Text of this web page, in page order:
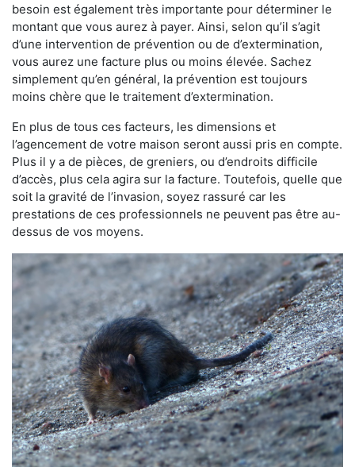
besoin est également très importante pour déterminer le
montant que vous aurez à payer. Ainsi, selon qu’il s’agit
d’une intervention de prévention ou de d’extermination,
vous aurez une facture plus ou moins élevée. Sachez
simplement qu’en général, la prévention est toujours
moins chère que le traitement d’extermination.
En plus de tous ces facteurs, les dimensions et
l’agencement de votre maison seront aussi pris en compte.
Plus il y a de pièces, de greniers, ou d’endroits difficile
d’accès, plus cela agira sur la facture. Toutefois, quelle que
soit la gravité de l’invasion, soyez rassuré car les
prestations de ces professionnels ne peuvent pas être au-
dessus de vos moyens.